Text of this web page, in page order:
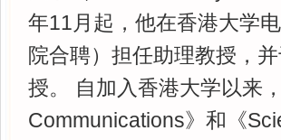
年11月起，他在香港大学
院合聘）担任助理教授，
授。 自加入香港大学以来
Communications》和《